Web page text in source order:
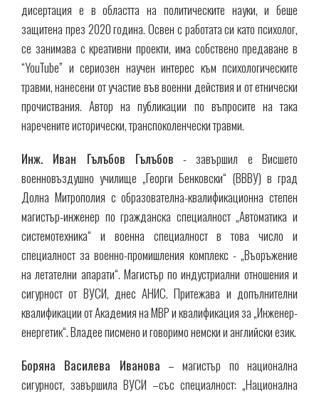
дисертация е в областта на политическите науки, и беше
защитена през 2020 година. Освен с работата си като психолог,
се занимава с креативни проекти, има собствено предаване в
“YouTube” и сериозен научен интерес към психологическите
травми, нанесени от участие във военни действия и от етнически
прочиствания. Автор на публикации по въпросите на така
наречените исторически, транспоколенчески травми.
Инж. Иван Гълъбов Гълъбов - завършил е Висшето
военновъздушно училище „Георги Бенковски“ (ВВВУ) в град
Долна Митрополия с образователна-квалификационна степен
магистър-инженер по гражданска специалност „Автоматика и
системотехника“ и военна специалност в това число и
специалност за военно-промишления комплекс - „Въоръжение
на летателни апарати“. Магистър по индустриални отношения и
сигурност от ВУСИ, днес АНИС. Притежава и допълнителни
квалификации от Академия на МВР и квалификация за „Инженер-
енергетик“. Владее писмено и говоримо немски и английски език.
Боряна Василева Иванова – магистър по национална
сигурност, завършила ВУСИ –със специалност: „Национална